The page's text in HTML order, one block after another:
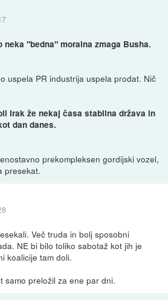
neka "bedna" moralna zmaga Busha.
uspela PR industrija uspela prodat. Nič
Irak že nekaj časa stabilna država in
dan danes.
prekompleksen gordijski vozel,
presekat.
Več truda in bolj sposobni
NE bi bilo toliko sabotaž kot jih je
koalicije tam doli.
samo preložil za ene par dni.